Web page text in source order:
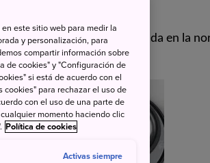
a Japón, basada en la
de Japón.
este sitio web para medir la
y personalización, para
compartir información sobre
de cookies" y "Configuración de
si está de acuerdo con el
cookies" para rechazar el uso de
con el uso de una parte de
momento haciendo clic
Política de cookies
Activas siempre